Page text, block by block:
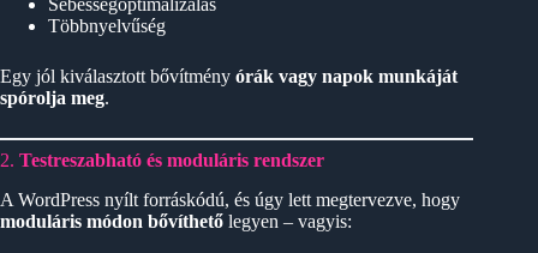
Sebességoptimalizálás
Többnyelvűség
Egy jól kiválasztott bővítmény órák vagy napok munkáját
spórolja meg.
2. Testreszabható és moduláris rendszer
A WordPress nyílt forráskódú, és úgy lett megtervezve, hogy
moduláris módon bővíthető legyen – vagyis: